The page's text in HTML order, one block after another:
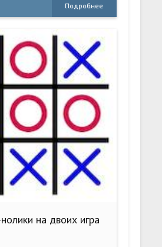
Подробнее
на двоих игра